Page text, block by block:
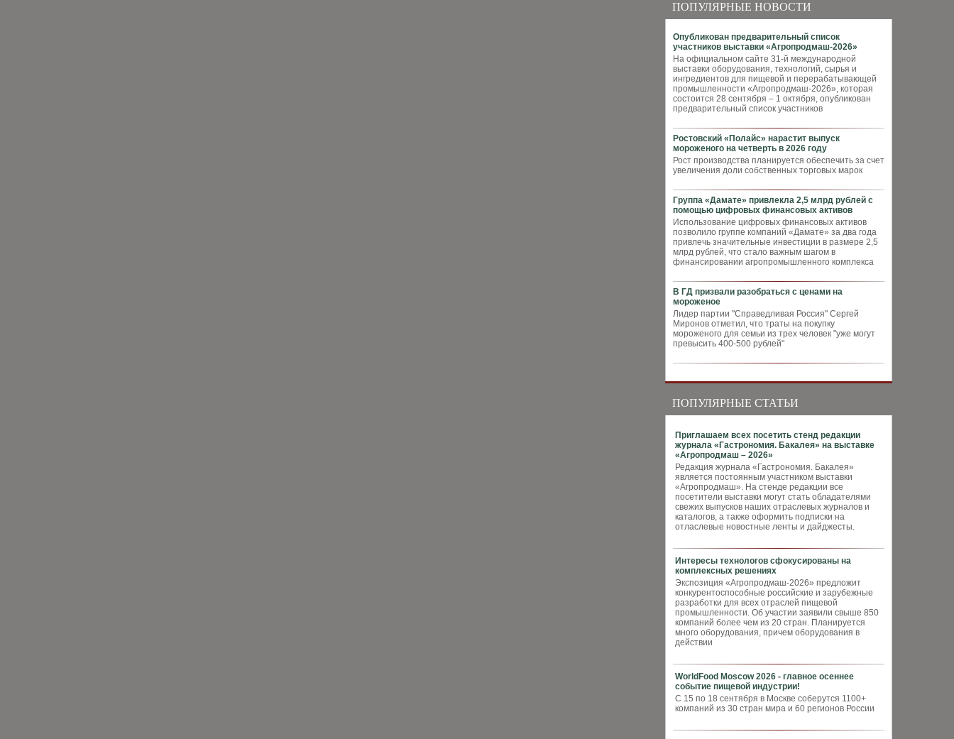
ПОПУЛЯРНЫЕ НОВОСТИ
Опубликован предварительный список
участников выставки «Агропродмаш-2026»
На официальном сайте 31-й международной
выставки оборудования, технологий, сырья и
ингредиентов для пищевой и перерабатывающей
промышленности «Агропродмаш-2026», которая
состоится 28 сентября – 1 октября, опубликован
предварительный список участников
Ростовский «Полайс» нарастит выпуск
мороженого на четверть в 2026 году
Рост производства планируется обеспечить за счет
увеличения доли собственных торговых марок
Группа «Дамате» привлекла 2,5 млрд рублей с
помощью цифровых финансовых активов
Использование цифровых финансовых активов
позволило группе компаний «Дамате» за два года
привлечь значительные инвестиции в размере 2,5
млрд рублей, что стало важным шагом в
финансировании агропромышленного комплекса
В ГД призвали разобраться с ценами на
мороженое
Лидер партии "Справедливая Россия" Сергей
Миронов отметил, что траты на покупку
мороженого для семьи из трех человек "уже могут
превысить 400-500 рублей"
ПОПУЛЯРНЫЕ СТАТЬИ
Приглашаем всех посетить стенд редакции
журнала «Гастрономия. Бакалея» на выставке
«Агропродмаш – 2026»
Редакция журнала «Гастрономия. Бакалея»
является постоянным участником выставки
«Агропродмаш». На стенде редакции все
посетители выставки могут стать обладателями
свежих выпусков наших отраслевых журналов и
каталогов, а также оформить подписки на
отласлевые новостные ленты и дайджесты.
Интересы технологов сфокусированы на
комплексных решениях
Экспозиция «Агропродмаш-2026» предложит
конкурентоспособные российские и зарубежные
разработки для всех отраслей пищевой
промышленности. Об участии заявили свыше 850
компаний более чем из 20 стран. Планируется
много оборудования, причем оборудования в
действии
WorldFood Moscow 2026 - главное осеннее
событие пищевой индустрии!
С 15 по 18 сентября в Москве соберутся 1100+
компаний из 30 стран мира и 60 регионов России